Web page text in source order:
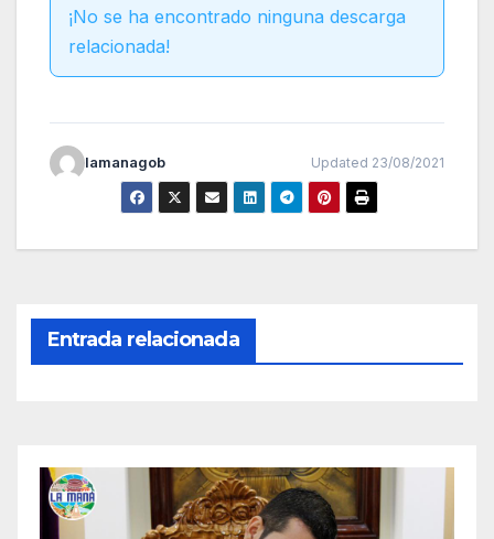
¡No se ha encontrado ninguna descarga
relacionada!
lamanagob Updated 23/08/2021
Entrada relacionada